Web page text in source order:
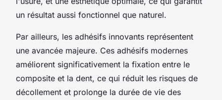
un résultat aussi fonctionnel que naturel.
Par ailleurs, les adhésifs innovants représentent
une avancée majeure. Ces adhésifs modernes
améliorent significativement la fixation entre le
composite et la dent, ce qui réduit les risques de
décollement et prolonge la durée de vie des